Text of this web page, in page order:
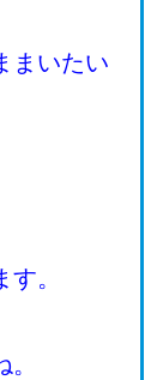
まいたい
。